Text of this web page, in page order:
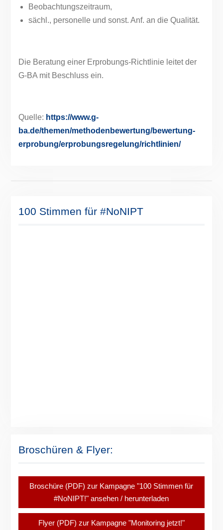
Beobachtungszeitraum,
sächl., personelle und sonst. Anf. an die Qualität.
Die Beratung einer Erprobungs-Richtlinie leitet der
G-BA mit Beschluss ein.
Quelle: https://www.g-
ba.de/themen/methodenbewertung/bewertung-
erprobung/erprobungsregelung/richtlinien/
100 Stimmen für #NoNIPT
Broschüren & Flyer:
Broschüre (PDF) zur Kampagne "100 Stimmen für
#NoNIPT!" ansehen / herunterladen
Flyer (PDF) zur Kampagne "Monitoring jetzt!"